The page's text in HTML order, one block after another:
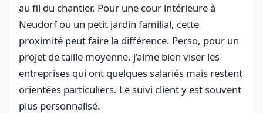
au fil du chantier. Pour une cour intérieure à
Neudorf ou un petit jardin familial, cette
proximité peut faire la différence. Perso, pour un
projet de taille moyenne, j’aime bien viser les
entreprises qui ont quelques salariés mais restent
orientées particuliers. Le suivi client y est souvent
plus personnalisé.